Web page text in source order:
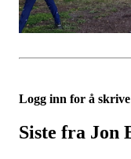
Logg inn for å
Siste fra Jon